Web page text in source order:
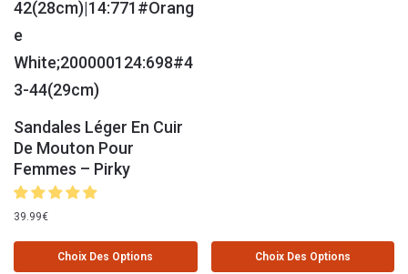
Sandales Léger En Cuir
De Mouton Pour
Femmes – Pirky
39.99€
Choix Des Options Choix Des Options